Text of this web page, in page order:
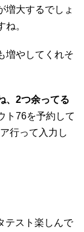
増大するでしょ
。
増やしてくれそ
、2つ余ってる
ト76を予約して
行って入力し
テスト楽しんで